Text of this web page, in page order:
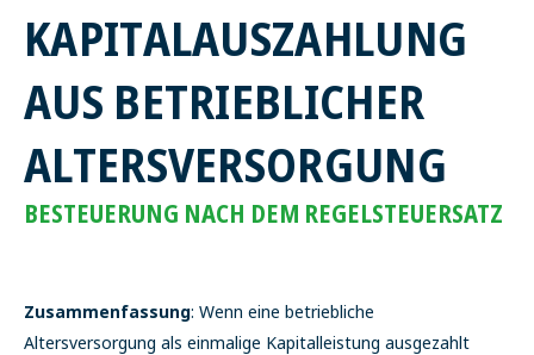
KAPITALAUSZAHLUNG
AUS BETRIEBLICHER
ALTERSVERSORGUNG
BESTEUERUNG NACH DEM REGELSTEUERSATZ
Zusammenfassung: Wenn eine betriebliche
Altersversorgung als einmalige Kapitalleistung ausgezahlt